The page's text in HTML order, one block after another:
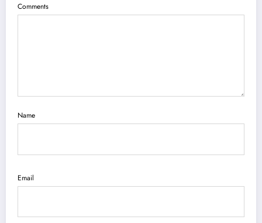
Comments
Name
Email